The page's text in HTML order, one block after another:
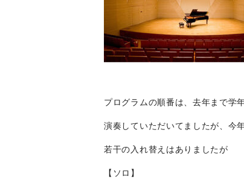
プログラムの順番は、去年まで学
演奏していただいてましたが、今
若干の入れ替えはありましたが
【ソロ】